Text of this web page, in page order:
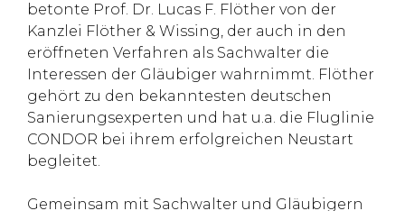
betonte Prof. Dr. Lucas F. Flöther von der
Kanzlei Flöther & Wissing, der auch in den
eröffneten Verfahren als Sachwalter die
Interessen der Gläubiger wahrnimmt. Flöther
gehört zu den bekanntesten deutschen
Sanierungsexperten und hat u.a. die Fluglinie
CONDOR bei ihrem erfolgreichen Neustart
begleitet.
Gemeinsam mit Sachwalter und Gläubigern